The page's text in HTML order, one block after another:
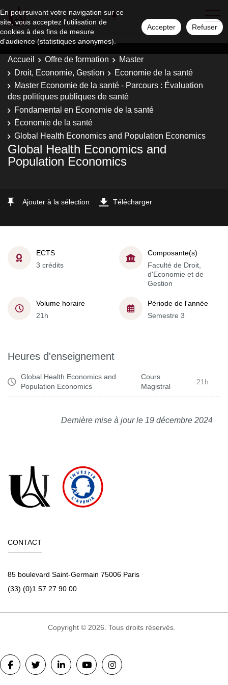
En poursuivant votre navigation sur ce
site, vous acceptez l'utilisation de
cookies à des fins de mesure
d'audience (statistiques anonymes).
Accepter Refuser
Accueil Offre de formation
Master
Droit, Economie, Gestion
Economie de la santé
Master Economie de la santé - Parcours : Évaluation
des politiques publiques de santé
Fondamental en Economie de la santé
Économie de la santé
Global Health Economics and Population Economics
Global Health Economics and
Population Economics
Ajouter à la sélection Télécharger
ECTS
3 crédits
Composante(s)
Faculté de Droit,
d'Economie et de
Gestion
Volume horaire
21h
Période de l'année
Semestre 3
Heures d'enseignement
Global Health Economics and
Population Economics
Cours
Magistral
21h
Dernière mise à jour le 19 décembre 2024
CONTACT
85 boulevard Saint-Germain 75006 Paris
(33) (0)1 57 27 90 00
Copyright © 2026. Tous droits réservés.